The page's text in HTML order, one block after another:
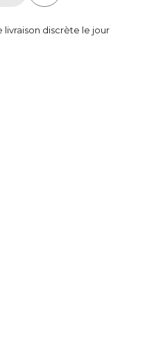
livraison discrète le jour